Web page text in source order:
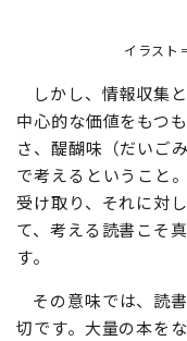
イラスト
しかし、情報収集
中心的な価値をもつ
さ、醍醐味（だいご
で考えるということ
受け取り、それに対
て、考える読書こそ
す。
その意味では、読
切です。大量の本を